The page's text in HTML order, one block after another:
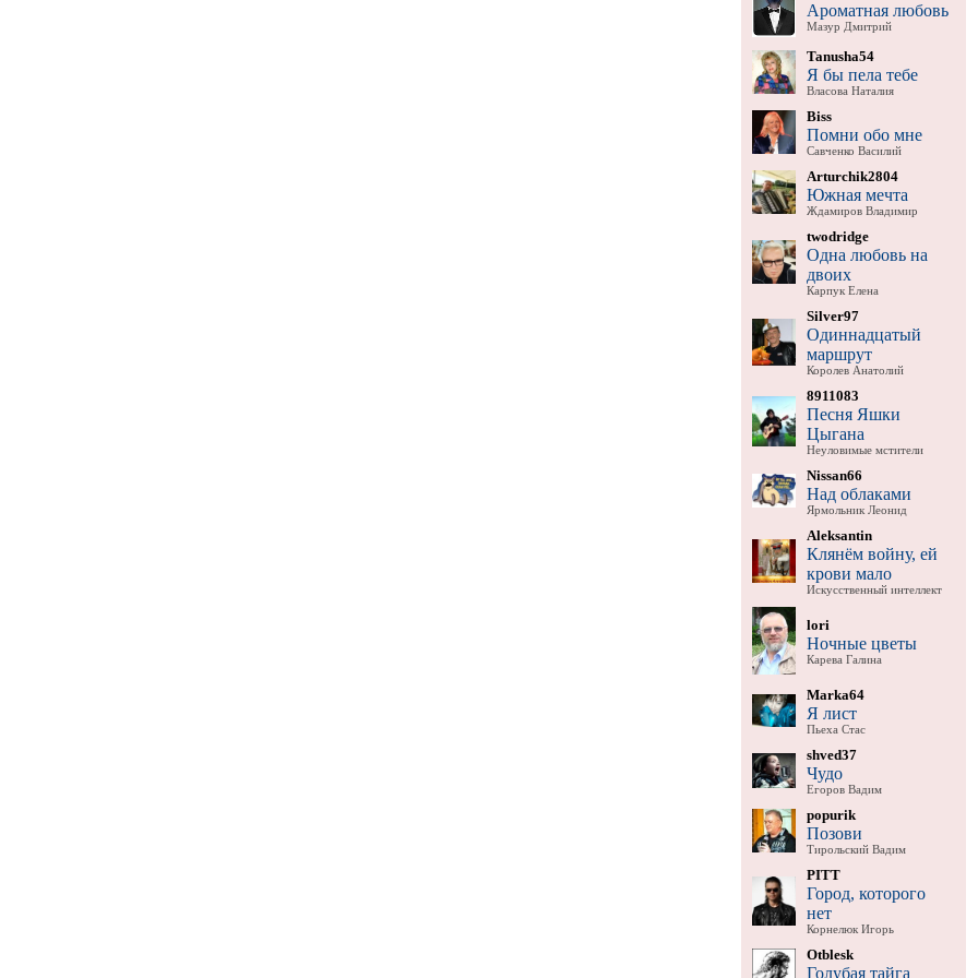
Ароматная любовь
Мазур Дмитрий
Tanusha54
Я бы пела тебе
Власова Наталия
Biss
Помни обо мне
Савченко Василий
Arturchik2804
Южная мечта
Ждамиров Владимир
twodridge
Одна любовь на
двоих
Карпук Елена
Silver97
Одиннадцатый
маршрут
Королев Анатолий
8911083
Песня Яшки
Цыгана
Неуловимые мстители
Nissan66
Над облаками
Ярмольник Леонид
Aleksantin
Клянём войну, ей
крови мало
Искусственный интеллект
lori
Ночные цветы
Карева Галина
Marka64
Я лист
Пьеха Стас
shved37
Чудо
Егоров Вадим
popurik
Позови
Тирольский Вадим
PITT
Город, которого
нет
Корнелюк Игорь
Otblesk
Голубая тайга